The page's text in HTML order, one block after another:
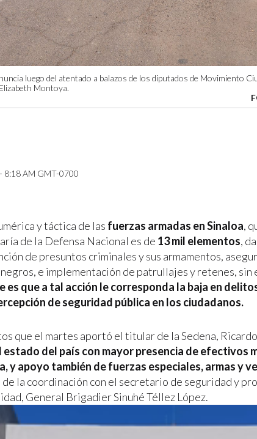
luego del atentado a balazos de los diputados de Movimiento
Montoya.
8:18 AM GMT-0700
y táctica de las fuerzas armadas en Sinaloa,
de la Defensa Nacional es de 13 mil elementos,
de presuntos criminales y sus armamentos,
e implementación de patrullajes y retenes, sin
es que a tal acción le corresponda la baja en
de seguridad pública en los ciudadanos.
que el martes aportó el titular de la Sedena,
estado del país con mayor presencia de efectivos
y apoyo también de fuerzas especiales, armas y
de la coordinación con el secretario de seguridad y
General Brigadier Sinuhé Téllez López.